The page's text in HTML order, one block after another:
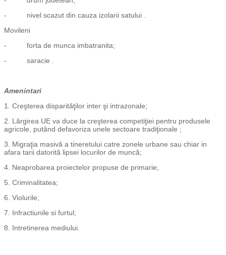
- nivel scazut din cauza izolarii satului .
Movileni
- forta de munca imbatranita;
- saracie .
Amenintari
1. Creşterea disparităţilor inter şi intrazonale;
2. Lărgirea UE va duce la creşterea competiţiei pentru produsele
agricole, putând defavoriza unele sectoare tradiţionale ;
3. Migraţia masivă a tineretului catre zonele urbane sau chiar in
afara tarii datorită lipsei locurilor de muncă;
4. Neaprobarea proiectelor propuse de primarie;
5. Criminalitatea;
6. Violurile;
7. Infractiunile si furtul;
8. Intretinerea mediului.